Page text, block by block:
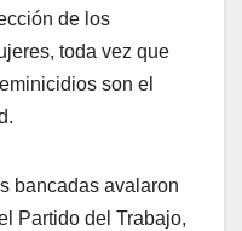
de los
toda vez que
son el
bancadas avalaron
Partido del Trabajo,